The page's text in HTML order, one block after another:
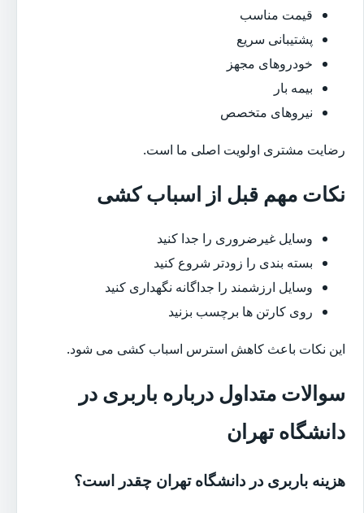
قیمت مناسب
پشتیبانی سریع
خودروهای مجهز
بیمه بار
نیروهای متخصص
رضایت مشتری اولویت اصلی ما است.
نکات مهم قبل از اسباب کشی
وسایل غیرضروری را جدا کنید
بسته بندی را زودتر شروع کنید
وسایل ارزشمند را جداگانه نگهداری کنید
روی کارتن ها برچسب بزنید
این نکات باعث کاهش استرس اسباب کشی می شود.
سوالات متداول درباره باربری در
دانشگاه تهران
هزینه باربری در دانشگاه تهران چقدر است؟